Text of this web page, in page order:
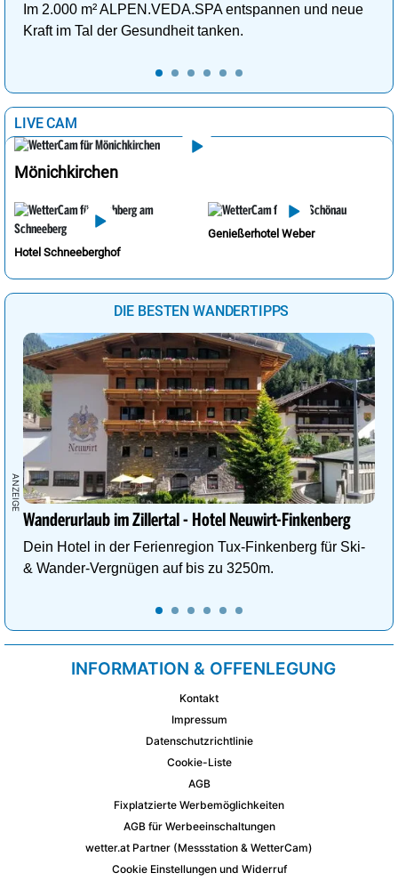
Im 2.000 m² ALPEN.VEDA.SPA entspannen und neue
Kraft im Tal der Gesundheit tanken.
LIVE CAM
Mönichkirchen
Hotel Schneeberghof
Genießerhotel Weber
DIE BESTEN WANDERTIPPS
Wanderurlaub im Zillertal - Hotel Neuwirt-Finkenberg
Dein Hotel in der Ferienregion Tux-Finkenberg für Ski-
& Wander-Vergnügen auf bis zu 3250m.
INFORMATION & OFFENLEGUNG
Kontakt
Impressum
Datenschutzrichtlinie
Cookie-Liste
AGB
Fixplatzierte Werbemöglichkeiten
AGB für Werbeeinschaltungen
wetter.at Partner (Messstation & WetterCam)
Cookie Einstellungen und Widerruf